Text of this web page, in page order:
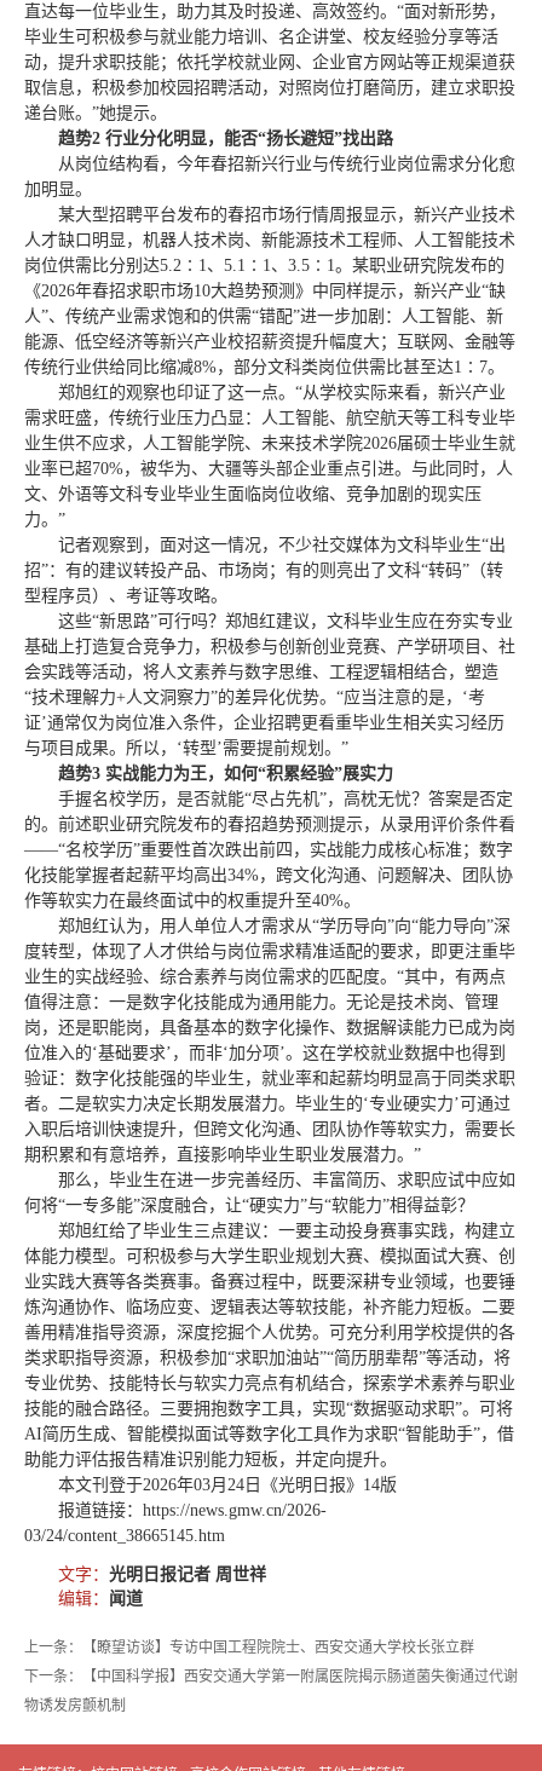
直达每一位毕业生，助力其及时投递、高效签约。“面对新形势，
毕业生可积极参与就业能力培训、名企讲堂、校友经验分享等活
动，提升求职技能；依托学校就业网、企业官方网站等正规渠道获
取信息，积极参加校园招聘活动，对照岗位打磨简历，建立求职投
递台账。”她提示。
趋势2 行业分化明显，能否“扬长避短”找出路
从岗位结构看，今年春招新兴行业与传统行业岗位需求分化愈
加明显。
某大型招聘平台发布的春招市场行情周报显示，新兴产业技术
人才缺口明显，机器人技术岗、新能源技术工程师、人工智能技术
岗位供需比分别达5.2∶1、5.1∶1、3.5∶1。某职业研究院发布的
《2026年春招求职市场10大趋势预测》中同样提示，新兴产业“缺
人”、传统产业需求饱和的供需“错配”进一步加剧：人工智能、新
能源、低空经济等新兴产业校招薪资提升幅度大；互联网、金融等
传统行业供给同比缩减8%，部分文科类岗位供需比甚至达1∶7。
郑旭红的观察也印证了这一点。“从学校实际来看，新兴产业
需求旺盛，传统行业压力凸显：人工智能、航空航天等工科专业毕
业生供不应求，人工智能学院、未来技术学院2026届硕士毕业生就
业率已超70%，被华为、大疆等头部企业重点引进。与此同时，人
文、外语等文科专业毕业生面临岗位收缩、竞争加剧的现实压
力。”
记者观察到，面对这一情况，不少社交媒体为文科毕业生“出
招”：有的建议转投产品、市场岗；有的则亮出了文科“转码”（转
型程序员）、考证等攻略。
这些“新思路”可行吗？郑旭红建议，文科毕业生应在夯实专业
基础上打造复合竞争力，积极参与创新创业竞赛、产学研项目、社
会实践等活动，将人文素养与数字思维、工程逻辑相结合，塑造
“技术理解力+人文洞察力”的差异化优势。“应当注意的是，‘考
证’通常仅为岗位准入条件，企业招聘更看重毕业生相关实习经历
与项目成果。所以，‘转型’需要提前规划。”
趋势3 实战能力为王，如何“积累经验”展实力
手握名校学历，是否就能“尽占先机”，高枕无忧？答案是否定
的。前述职业研究院发布的春招趋势预测提示，从录用评价条件看
——“名校学历”重要性首次跌出前四，实战能力成核心标准；数字
化技能掌握者起薪平均高出34%，跨文化沟通、问题解决、团队协
作等软实力在最终面试中的权重提升至40%。
郑旭红认为，用人单位人才需求从“学历导向”向“能力导向”深
度转型，体现了人才供给与岗位需求精准适配的要求，即更注重毕
业生的实战经验、综合素养与岗位需求的匹配度。“其中，有两点
值得注意：一是数字化技能成为通用能力。无论是技术岗、管理
岗，还是职能岗，具备基本的数字化操作、数据解读能力已成为岗
位准入的‘基础要求’，而非‘加分项’。这在学校就业数据中也得到
验证：数字化技能强的毕业生，就业率和起薪均明显高于同类求职
者。二是软实力决定长期发展潜力。毕业生的‘专业硬实力’可通过
入职后培训快速提升，但跨文化沟通、团队协作等软实力，需要长
期积累和有意培养，直接影响毕业生职业发展潜力。”
那么，毕业生在进一步完善经历、丰富简历、求职应试中应如
何将“一专多能”深度融合，让“硬实力”与“软能力”相得益彰？
郑旭红给了毕业生三点建议：一要主动投身赛事实践，构建立
体能力模型。可积极参与大学生职业规划大赛、模拟面试大赛、创
业实践大赛等各类赛事。备赛过程中，既要深耕专业领域，也要锤
炼沟通协作、临场应变、逻辑表达等软技能，补齐能力短板。二要
善用精准指导资源，深度挖掘个人优势。可充分利用学校提供的各
类求职指导资源，积极参加“求职加油站”“简历朋辈帮”等活动，将
专业优势、技能特长与软实力亮点有机结合，探索学术素养与职业
技能的融合路径。三要拥抱数字工具，实现“数据驱动求职”。可将
AI简历生成、智能模拟面试等数字化工具作为求职“智能助手”，借
助能力评估报告精准识别能力短板，并定向提升。
本文刊登于2026年03月24日《光明日报》14版
报道链接：https://news.gmw.cn/2026-
03/24/content_38665145.htm
文字： 光明日报记者 周世祥
编辑： 闻道
上一条：【瞭望访谈】专访中国工程院院士、西安交通大学校长张立群
下一条：【中国科学报】西安交通大学第一附属医院揭示肠道菌失衡通过代谢
物诱发房颤机制